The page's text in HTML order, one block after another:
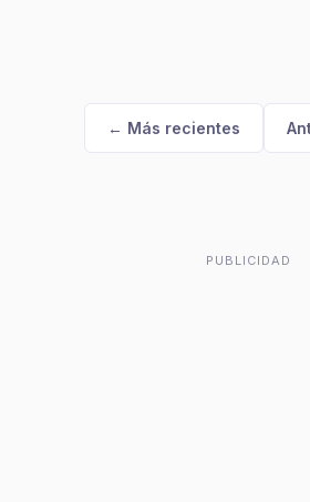
← Más recientes
PUBLICIDAD